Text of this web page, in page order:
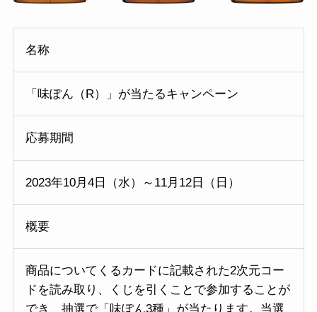
名称
「味ぽん（R）」が当たるキャンペーン
応募期間
2023年10月4日（水）～11月12日（日）
概要
商品についてくるカードに記載された2次元コー
ドを読み取り、くじを引くことで参加することが
でき、抽選で「味ぽん3種」が当たります。当選